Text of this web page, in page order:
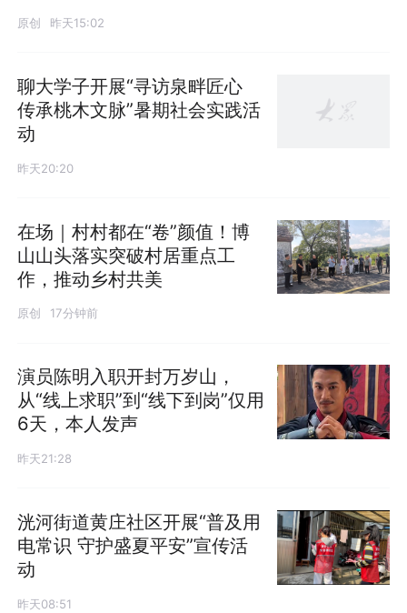
原创 昨天15:02
聊大学子开展“寻访泉畔匠心
传承桃木文脉”暑期社会实践活
动
昨天20:20
在场｜村村都在“卷”颜值！博
山山头落实突破村居重点工
作，推动乡村共美
原创 17分钟前
演员陈明入职开封万岁山，
从“线上求职”到“线下到岗”仅用
6天，本人发声
昨天21:28
洸河街道黄庄社区开展“普及用
电常识 守护盛夏平安”宣传活
动
昨天08:51